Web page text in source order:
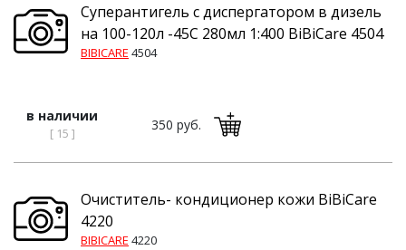
Суперантигель с диспергатором в дизель
на 100-120л -45C 280мл 1:400 BiBiCare 4504
BIBICARE 4504
в наличии
[ 15 ]
350 руб.
Очиститель- кондиционер кожи BiBiCare
4220
BIBICARE 4220